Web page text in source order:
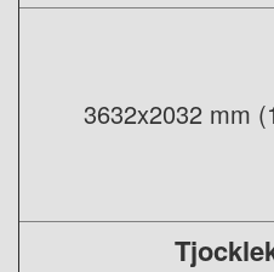
3632x2032 mm